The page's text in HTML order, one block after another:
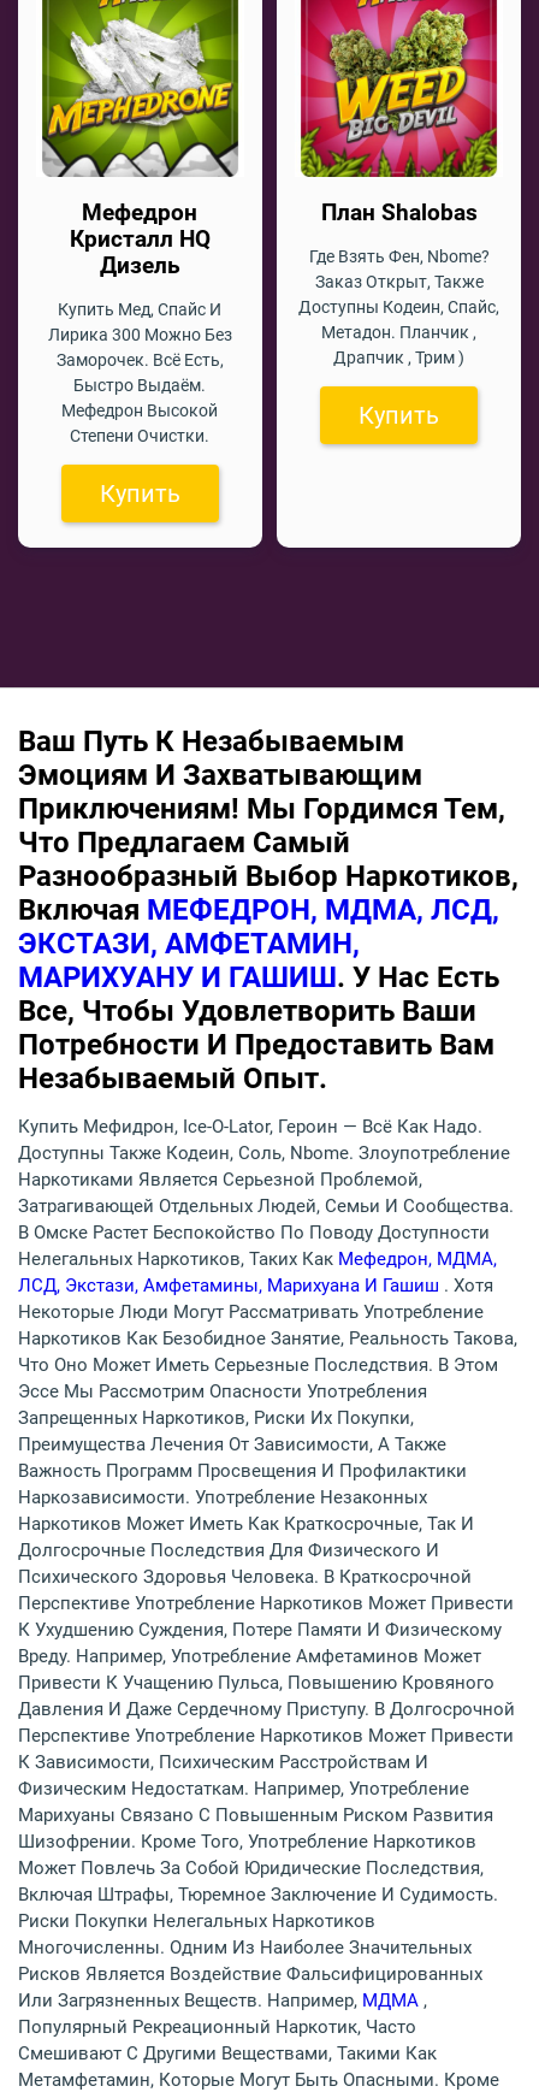
Мефедрон
Кристалл HQ
Дизель
Купить Мед, Спайс И
Лирика 300 Можно Без
Заморочек. Всё Есть,
Быстро Выдаём.
Мефедрон Высокой
Степени Очистки.
Купить
План Shalobas
Где Взять Фен, Nbome?
Заказ Открыт, Также
Доступны Кодеин, Спайс,
Метадон. Планчик ,
Драпчик , Трим )
Купить
Ваш Путь К Незабываемым
Эмоциям И Захватывающим
Приключениям! Мы Гордимся Тем,
Что Предлагаем Самый
Разнообразный Выбор Наркотиков,
Включая МЕФЕДРОН, МДМА, ЛСД,
ЭКСТАЗИ, АМФЕТАМИН,
МАРИХУАНУ И ГАШИШ. У Нас Есть
Все, Чтобы Удовлетворить Ваши
Потребности И Предоставить Вам
Незабываемый Опыт.
Купить Мефидрон, Ice-O-Lator, Героин — Всё Как Надо.
Доступны Также Кодеин, Соль, Nbome. Злоупотребление
Наркотиками Является Серьезной Проблемой,
Затрагивающей Отдельных Людей, Семьи И Сообщества.
В Омске Растет Беспокойство По Поводу Доступности
Нелегальных Наркотиков, Таких Как Мефедрон, МДМА,
ЛСД, Экстази, Амфетамины, Марихуана И Гашиш . Хотя
Некоторые Люди Могут Рассматривать Употребление
Наркотиков Как Безобидное Занятие, Реальность Такова,
Что Оно Может Иметь Серьезные Последствия. В Этом
Эссе Мы Рассмотрим Опасности Употребления
Запрещенных Наркотиков, Риски Их Покупки,
Преимущества Лечения От Зависимости, А Также
Важность Программ Просвещения И Профилактики
Наркозависимости. Употребление Незаконных
Наркотиков Может Иметь Как Краткосрочные, Так И
Долгосрочные Последствия Для Физического И
Психического Здоровья Человека. В Краткосрочной
Перспективе Употребление Наркотиков Может Привести
К Ухудшению Суждения, Потере Памяти И Физическому
Вреду. Например, Употребление Амфетаминов Может
Привести К Учащению Пульса, Повышению Кровяного
Давления И Даже Сердечному Приступу. В Долгосрочной
Перспективе Употребление Наркотиков Может Привести
К Зависимости, Психическим Расстройствам И
Физическим Недостаткам. Например, Употребление
Марихуаны Связано С Повышенным Риском Развития
Шизофрении. Кроме Того, Употребление Наркотиков
Может Повлечь За Собой Юридические Последствия,
Включая Штрафы, Тюремное Заключение И Судимость.
Риски Покупки Нелегальных Наркотиков
Многочисленны. Одним Из Наиболее Значительных
Рисков Является Воздействие Фальсифицированных
Или Загрязненных Веществ. Например, МДМА ,
Популярный Рекреационный Наркотик, Часто
Смешивают С Другими Веществами, Такими Как
Метамфетамин, Которые Могут Быть Опасными. Кроме